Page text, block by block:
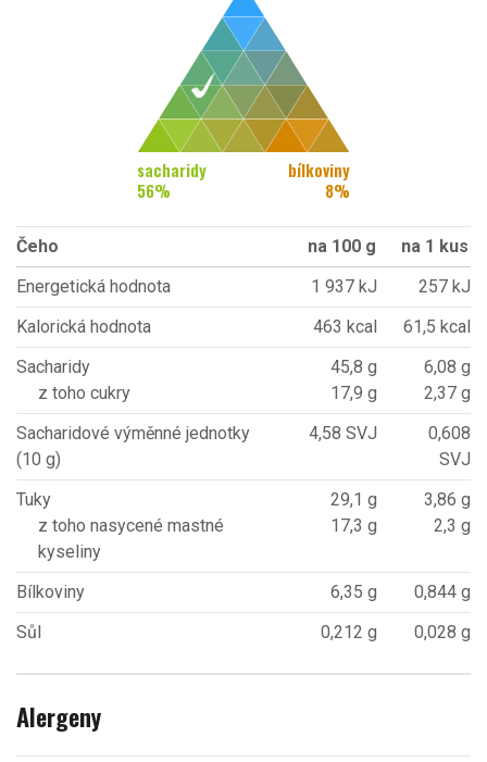
sacharidy
56%
bílkoviny
8%
Čeho na 100 g
na 1 kus
Energetická hodnota
1 937 kJ
257 kJ
Kalorická hodnota
463 kcal
61,5 kcal
Sacharidy
z toho cukry
45,8 g
17,9 g
6,08 g
2,37 g
Sacharidové výměnné jednotky
(10 g)
4,58 SVJ
0,608
SVJ
Tuky
z toho nasycené mastné
kyseliny
29,1 g
17,3 g
3,86 g
2,3 g
Bílkoviny 6,35 g
0,844 g
Sůl
0,212 g 0,028 g
Alergeny